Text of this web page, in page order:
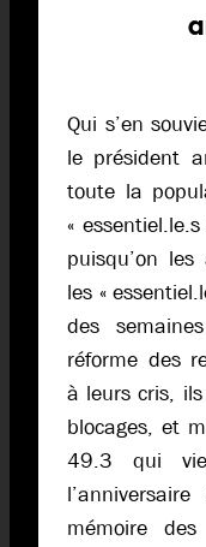
Qui s’en
le président
toute la
«
puisqu’on
les «
des
réforme des
à leurs cris,
blocages, et
49.3 qui
mémoire